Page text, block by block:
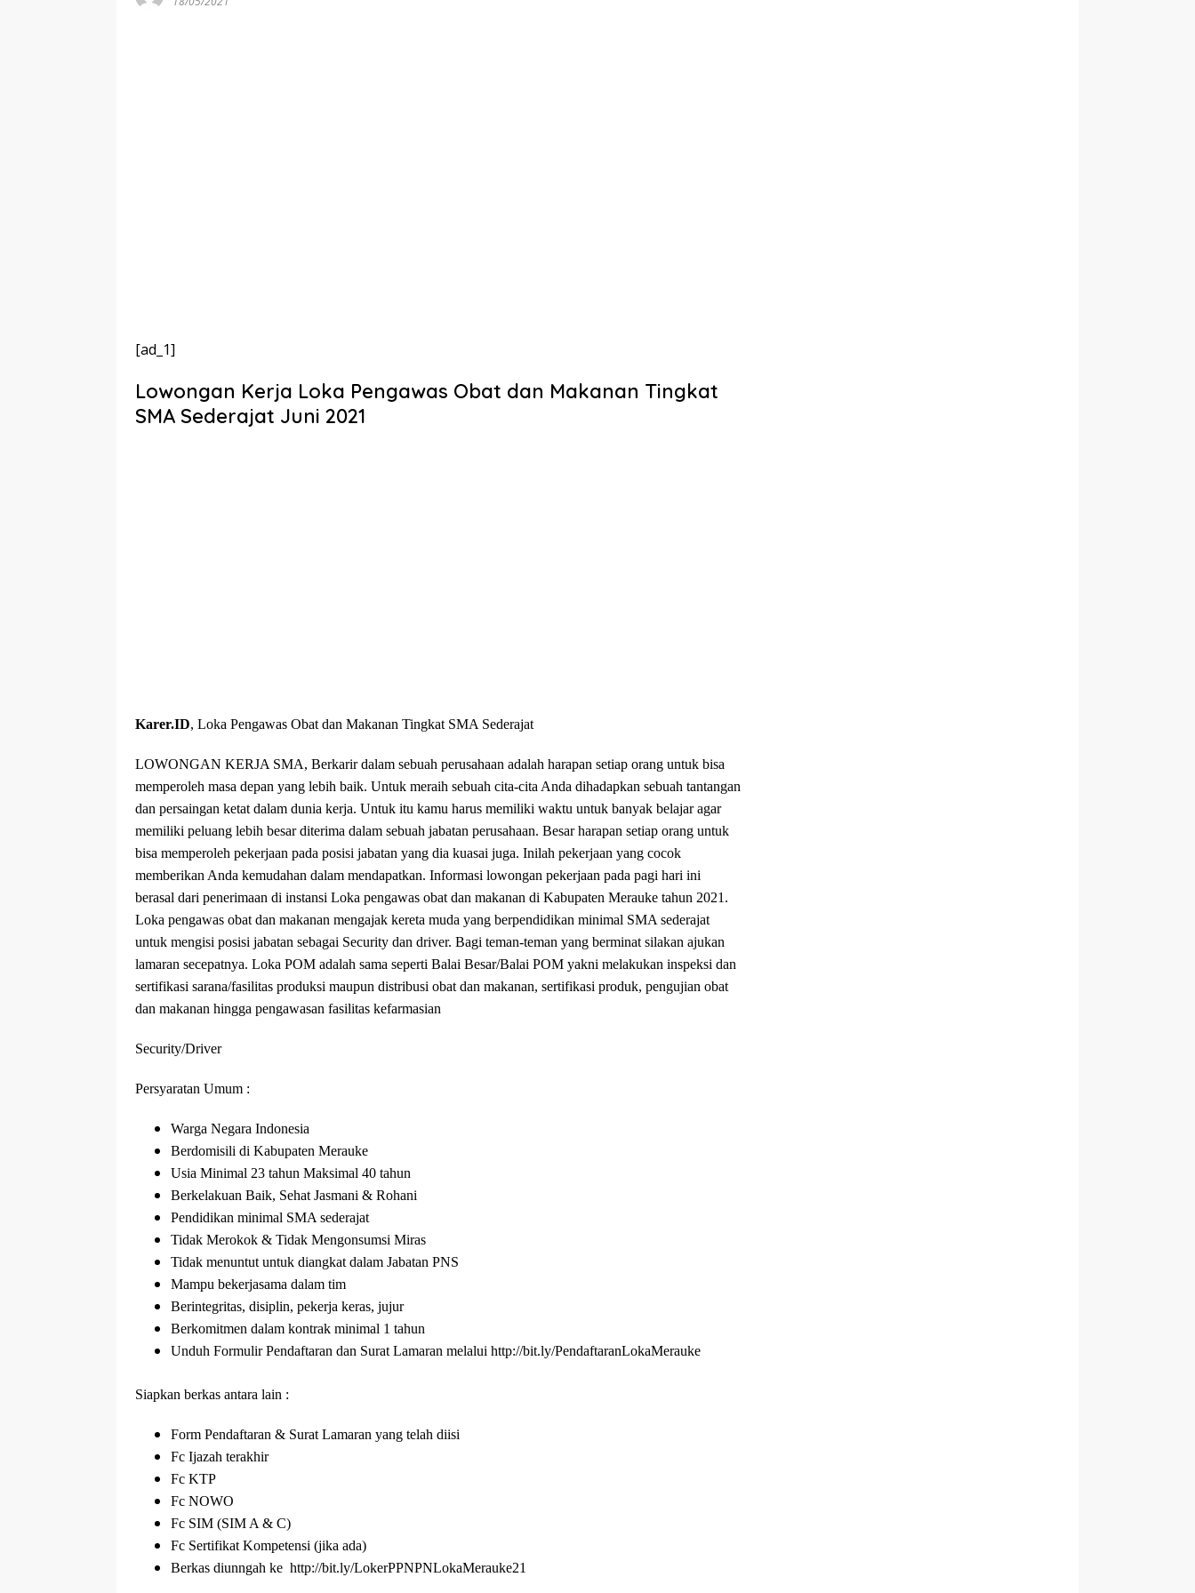
[ad_1]
Lowongan Kerja Loka Pengawas Obat dan Makanan Tingkat
SMA Sederajat Juni 2021
Karer.ID, Loka Pengawas Obat dan Makanan Tingkat SMA Sederajat
LOWONGAN KERJA SMA, Berkarir dalam sebuah perusahaan adalah harapan setiap orang untuk bisa
memperoleh masa depan yang lebih baik. Untuk meraih sebuah cita-cita Anda dihadapkan sebuah tantangan
dan persaingan ketat dalam dunia kerja. Untuk itu kamu harus memiliki waktu untuk banyak belajar agar
memiliki peluang lebih besar diterima dalam sebuah jabatan perusahaan. Besar harapan setiap orang untuk
bisa memperoleh pekerjaan pada posisi jabatan yang dia kuasai juga. Inilah pekerjaan yang cocok
memberikan Anda kemudahan dalam mendapatkan. Informasi lowongan pekerjaan pada pagi hari ini
berasal dari penerimaan di instansi Loka pengawas obat dan makanan di Kabupaten Merauke tahun 2021.
Loka pengawas obat dan makanan mengajak kereta muda yang berpendidikan minimal SMA sederajat
untuk mengisi posisi jabatan sebagai Security dan driver. Bagi teman-teman yang berminat silakan ajukan
lamaran secepatnya. Loka POM adalah sama seperti Balai Besar/Balai POM yakni melakukan inspeksi dan
sertifikasi sarana/fasilitas produksi maupun distribusi obat dan makanan, sertifikasi produk, pengujian obat
dan makanan hingga pengawasan fasilitas kefarmasian
Security/Driver
Persyaratan Umum :
Warga Negara Indonesia
Berdomisili di Kabupaten Merauke
Usia Minimal 23 tahun Maksimal 40 tahun
Berkelakuan Baik, Sehat Jasmani & Rohani
Pendidikan minimal SMA sederajat
Tidak Merokok & Tidak Mengonsumsi Miras
Tidak menuntut untuk diangkat dalam Jabatan PNS
Mampu bekerjasama dalam tim
Berintegritas, disiplin, pekerja keras, jujur
Berkomitmen dalam kontrak minimal 1 tahun
Unduh Formulir Pendaftaran dan Surat Lamaran melalui http://bit.ly/PendaftaranLokaMerauke
Siapkan berkas antara lain :
Form Pendaftaran & Surat Lamaran yang telah diisi
Fc Ijazah terakhir
Fc KTP
Fc NOWO
Fc SIM (SIM A & C)
Fc Sertifikat Kompetensi (jika ada)
Berkas diunngah ke http://bit.ly/LokerPPNPNLokaMerauke21